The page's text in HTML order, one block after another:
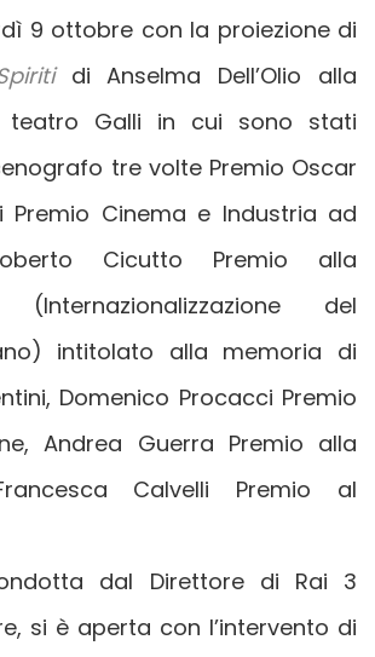
9 ottobre con la proiezione di
di Anselma Dell’Olio alla
teatro Galli in cui sono stati
tre volte Premio Oscar
Premio Cinema e Industria ad
Cicutto Premio alla
(Internazionalizzazione del
intitolato alla memoria di
Domenico Procacci Premio
Andrea Guerra Premio alla
Calvelli Premio al
dal Direttore di Rai 3
si è aperta con l’intervento di